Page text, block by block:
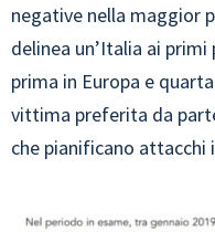
negative nella maggior
delinea un’Italia ai
prima in Europa e
vittima preferita da
che pianificano